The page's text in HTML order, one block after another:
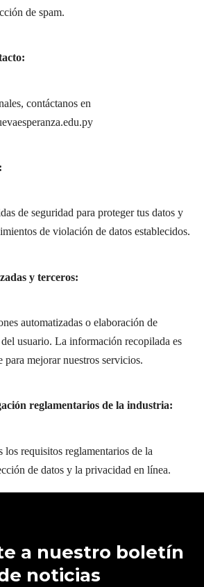
de spam.
contáctanos en
de seguridad para proteger tus datos y
de violación de datos establecidos.
y terceros:
automatizadas o elaboración de
usuario. La información recopilada es
para mejorar nuestros servicios.
reglamentarios de la industria:
requisitos reglamentarios de la
de datos y la privacidad en línea.
a nuestro boletín
noticias